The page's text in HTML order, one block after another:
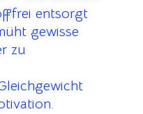
entsorgt
gewisse
zu